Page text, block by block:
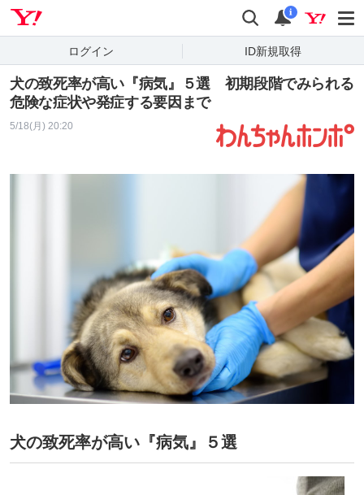
検索 通知
i
ログイン ID新規取得
犬の致死率が高い『病気』５選 初期段階でみられる
危険な症状や発症する要因まで
5/18(月) 20:20
犬の致死率が高い『病気』５選